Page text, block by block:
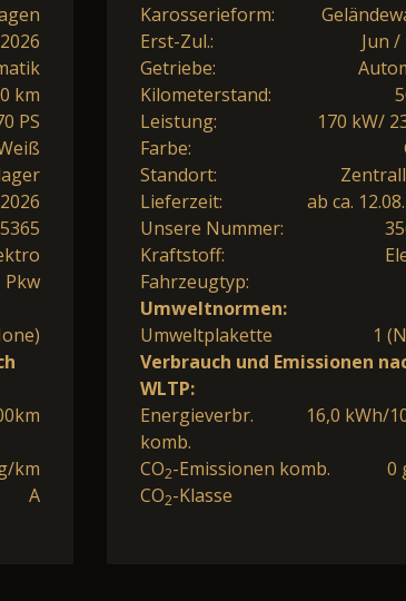
km
PS
Pkw
km
A
Karosserieform:
Erst-Zul.:
Jun /
Getriebe:
Kilometerstand:
Leistung:
170 kW/
Farbe:
Standort:
Lieferzeit:
ab ca.
Unsere Nummer:
Kraftstoff:
Fahrzeugtyp:
Umweltnormen:
Umweltplakette
1
Verbrauch und Emissionen
WLTP:
Energieverbr.
komb.
16,0 kWh/
CO2-Emissionen komb.
0
CO2-Klasse